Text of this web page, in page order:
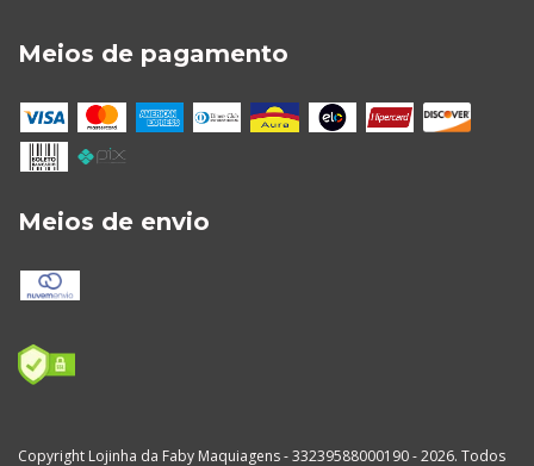
Meios de pagamento
Meios de envio
Copyright Lojinha da Faby Maquiagens - 33239588000190 - 2026. Todos